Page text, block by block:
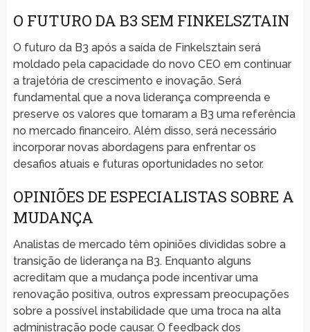
O FUTURO DA B3 SEM FINKELSZTAIN
O futuro da B3 após a saída de Finkelsztain será
moldado pela capacidade do novo CEO em continuar
a trajetória de crescimento e inovação. Será
fundamental que a nova liderança compreenda e
preserve os valores que tornaram a B3 uma referência
no mercado financeiro. Além disso, será necessário
incorporar novas abordagens para enfrentar os
desafios atuais e futuras oportunidades no setor.
OPINIÕES DE ESPECIALISTAS SOBRE A
MUDANÇA
Analistas de mercado têm opiniões divididas sobre a
transição de liderança na B3. Enquanto alguns
acreditam que a mudança pode incentivar uma
renovação positiva, outros expressam preocupações
sobre a possível instabilidade que uma troca na alta
administração pode causar. O feedback dos